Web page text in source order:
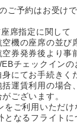
ご予約はお受けで
席指定に関して
機の座席の並び
券発券後より事
チェックイン
にてお手続きく
運賃利用の場合
ございます。
ご利用いただけ
なるフライトに